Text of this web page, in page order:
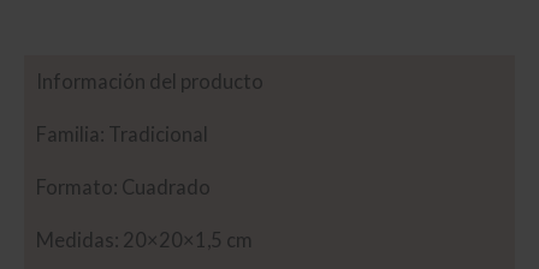
Información del producto
Familia: Tradicional
Formato: Cuadrado
Medidas: 20×20×1,5 cm